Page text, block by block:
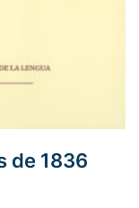
de 1836